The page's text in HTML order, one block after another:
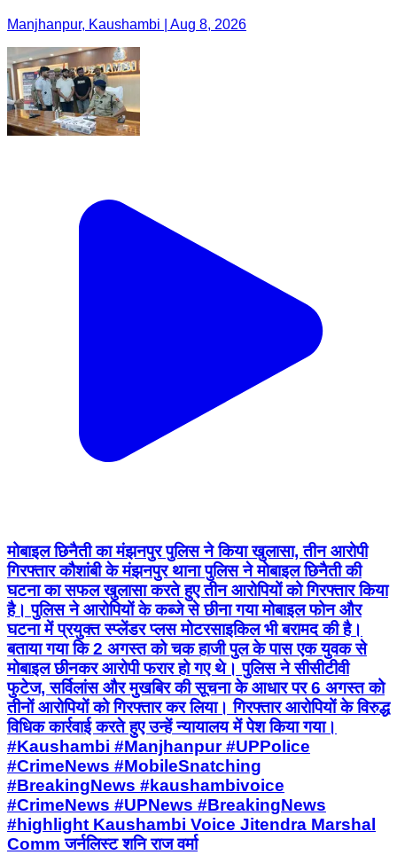
Manjhanpur, Kaushambi | Aug 8, 2026
मोबाइल छिनैती का मंझनपुर पुलिस ने किया खुलासा, तीन आरोपी
गिरफ्तार कौशांबी के मंझनपुर थाना पुलिस ने मोबाइल छिनैती की
घटना का सफल खुलासा करते हुए तीन आरोपियों को गिरफ्तार किया
है। पुलिस ने आरोपियों के कब्जे से छीना गया मोबाइल फोन और
घटना में प्रयुक्त स्प्लेंडर प्लस मोटरसाइकिल भी बरामद की है।
बताया गया कि 2 अगस्त को चक हाजी पुल के पास एक युवक से
मोबाइल छीनकर आरोपी फरार हो गए थे। पुलिस ने सीसीटीवी
फुटेज, सर्विलांस और मुखबिर की सूचना के आधार पर 6 अगस्त को
तीनों आरोपियों को गिरफ्तार कर लिया। गिरफ्तार आरोपियों के विरुद्ध
विधिक कार्रवाई करते हुए उन्हें न्यायालय में पेश किया गया।
#Kaushambi #Manjhanpur #UPPolice
#CrimeNews #MobileSnatching
#BreakingNews #kaushambivoice
#CrimeNews #UPNews #BreakingNews
#highlight Kaushambi Voice Jitendra Marshal
Comm जर्नलिस्ट शनि राज वर्मा